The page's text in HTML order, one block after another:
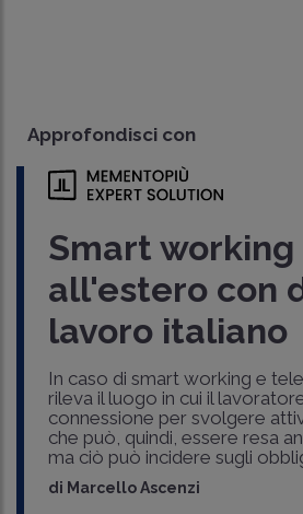
Approfondisci con
Smart working
all'estero con
lavoro italiano
In caso di smart working e
rileva il luogo in cui il
connessione per svolgere
che può, quindi, essere resa
ma ciò può incidere sugli
di Marcello Ascenzi